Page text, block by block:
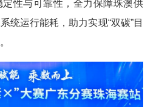
性与可靠性，全力保障珠澳供
统运行能耗，助力实现“双碳”目